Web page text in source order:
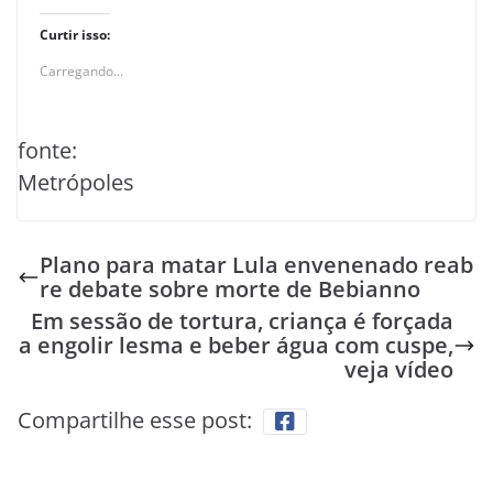
Curtir isso:
Carregando...
fonte:
Metrópoles
Plano para matar Lula envenenado reab
re debate sobre morte de Bebianno
Em sessão de tortura, criança é forçada
a engolir lesma e beber água com cuspe,
veja vídeo
Compartilhe esse post: